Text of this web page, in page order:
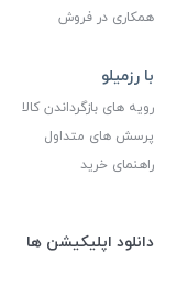
همکاری در فروش
با رزمیلو
رویه های بازگرداندن کالا
پرسش های متداول
راهنمای خرید
دانلود اپلیکیشن ها